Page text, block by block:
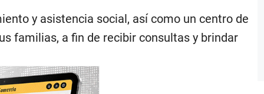
y asistencia social, así como un centro de
familias, a fin de recibir consultas y brindar